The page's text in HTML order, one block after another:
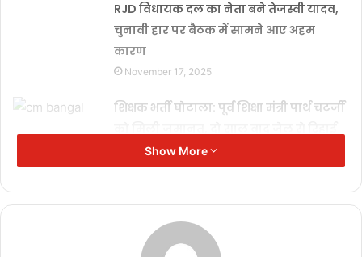
RJD विधायक दल का नेता बने तेजस्वी यादव,
चुनावी हार पर बैठक में सामने आए अहम
कारण
November 17, 2025
शिक्षक भर्ती घोटाला: पूर्व शिक्षा मंत्री पार्थ चटर्जी
November 11, 2025
ने सीरीज 2-1 से अपने नाम की
November 8, 2025
Show More